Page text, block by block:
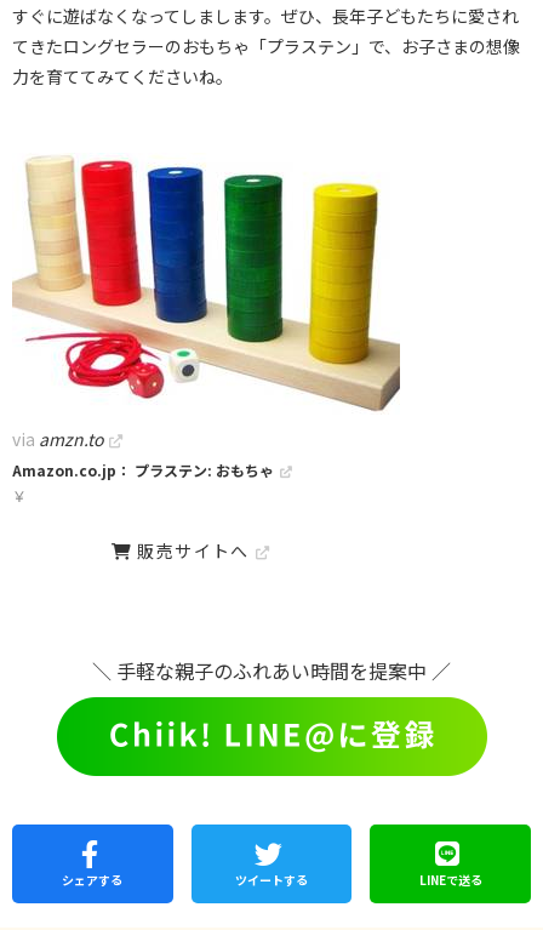
すぐに遊ばなくなってしまします。ぜひ、長年子どもたちに愛され
てきたロングセラーのおもちゃ「プラステン」で、お子さまの想像
力を育ててみてくださいね。
via amzn.to
Amazon.co.jp： プラステン: おもちゃ
￥
販売サイトへ
＼ 手軽な親子のふれあい時間を提案中 ／
シェアする ツイートする LINEで送る